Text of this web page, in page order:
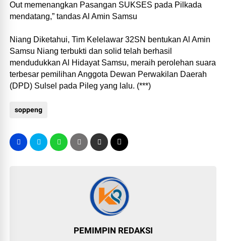
Out memenangkan Pasangan SUKSES pada Pilkada
mendatang,” tandas Al Amin Samsu
Niang Diketahui, Tim Kelelawar 32SN bentukan Al Amin
Samsu Niang terbukti dan solid telah berhasil
mendudukkan Al Hidayat Samsu, meraih perolehan suara
terbesar pemilihan Anggota Dewan Perwakilan Daerah
(DPD) Sulsel pada Pileg yang lalu. (***)
soppeng
PEMIMPIN REDAKSI